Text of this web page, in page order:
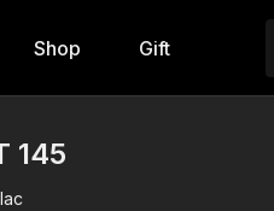
Shop Gift
145